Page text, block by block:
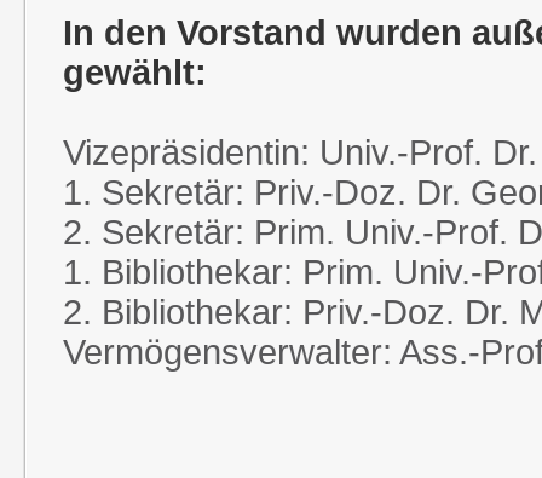
In den Vorstand wurden
gewählt:
Vizepräsidentin: Univ.-Prof.
1. Sekretär: Priv.-Doz. Dr.
2. Sekretär: Prim. Univ.-Prof.
1. Bibliothekar: Prim. Univ.-
2. Bibliothekar: Priv.-Doz. Dr.
Vermögensverwalter: Ass.-